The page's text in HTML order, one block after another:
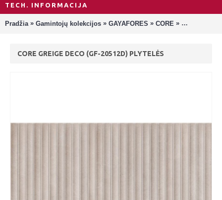
TECH. INFORMACIJA
Pradžia » Gamintojų kolekcijos » GAYAFORES » CORE » Core Greige
CORE GREIGE DECO (GF-20512D) PLYTELĖS